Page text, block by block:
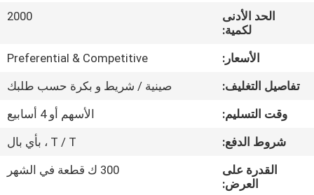
مراقبة
الجودة
اتصل
الحد الأدنى
لكمية:
2000
الأسعار:
Preferential & Competitive
تفاصيل التغليف:
صينية / شريط و بكرة حسب طلبك
وقت التسليم:
الأسهم أو 4 أسابيع
شروط الدفع:
T / T ، بأي بال
القدرة على
العرض:
300 ك قطعة في الشهر